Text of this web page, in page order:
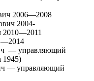
2006—2008
2004-
2010—2011
— управляющий
1945)
— управляющий